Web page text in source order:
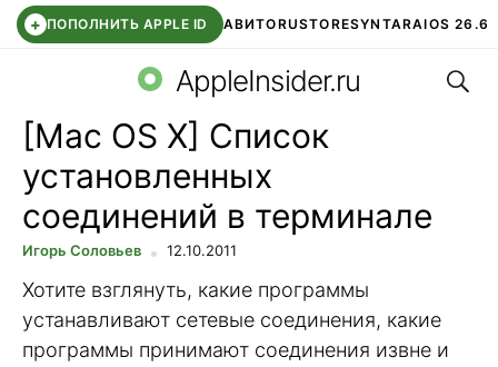
+ ПОПОЛНИТЬ APPLE ID АВИТОRUSTORESYNTARAIOS 26.6
СБЕР КИДС ЧАТ ROBLOXВТБ ОНЛАЙН
AppleInsider.ru
[Mac OS X] Список
установленных
соединений в терминале
Игорь Соловьев 12.10.2011
Хотите взглянуть, какие программы
устанавливают сетевые соединения, какие
программы принимают соединения извне и